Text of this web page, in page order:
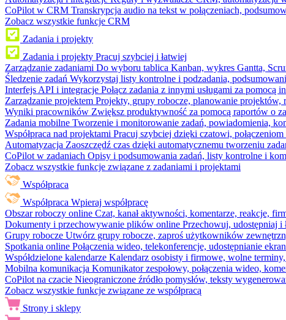
CoPilot w CRM Transkrypcja audio na tekst w połączeniach,
Zobacz wszystkie funkcje CRM
Zadania i projekty
Zadania i projekty Pracuj szybciej i łatwiej
Zarządzanie zadaniami Do wyboru tablica Kanban, wykres Gantta,
Śledzenie zadań Wykorzystaj listy kontrolne i podzadania,
Interfejs API i integracje Połącz zadania z innymi usługami za pomocą
Zarządzanie projektem Projekty, grupy robocze, planowanie projektów,
Wyniki pracowników Zwiększ produktywność za pomocą raportów o
Zadania mobilne Tworzenie i monitorowanie zadań, powiadomienia,
Współpraca nad projektami Pracuj szybciej dzięki czatowi,
Automatyzacja Zaoszczędź czas dzięki automatycznemu tworzeniu
CoPilot w zadaniach Opisy i podsumowania zadań, listy kontrolne i
Zobacz wszystkie funkcje związane z zadaniami i projektami
Współpraca
Współpraca Wpieraj współpracę
Obszar roboczy online Czat, kanał aktywności, komentarze, reakcje,
Dokumenty i przechowywanie plików online Przechowuj, udostępniaj
Grupy robocze Utwórz grupy robocze, zaproś użytkowników
Spotkania online Połączenia wideo, telekonferencje, udostępnianie
Współdzielone kalendarze Kalendarz osobisty i firmowe, wolne
Mobilna komunikacja Komunikator zespołowy, połączenia wideo,
CoPilot na czacie Nieograniczone źródło pomysłów, teksty
Zobacz wszystkie funkcje związane ze współpracą
Strony i sklepy